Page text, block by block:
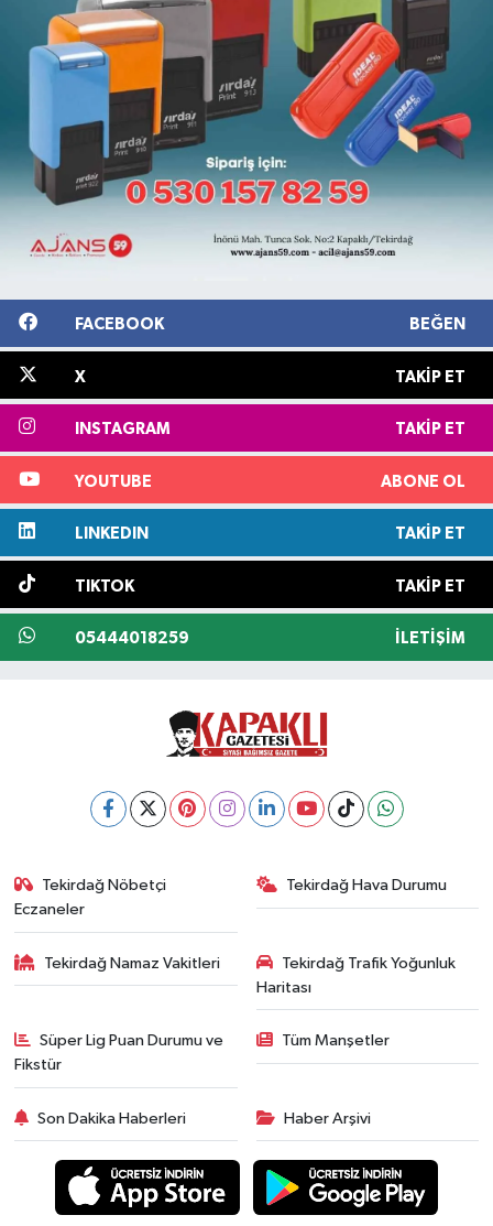
FACEBOOK BEĞEN
X TAKIP ET
INSTAGRAM TAKIP ET
YOUTUBE ABONE OL
LINKEDIN TAKIP ET
TIKTOK TAKIP ET
05444018259 İLETIŞIM
Tekirdağ Nöbetçi
Eczaneler
Tekirdağ Hava Durumu
Tekirdağ Namaz Vakitleri
Tekirdağ Trafik Yoğunluk
Haritası
Süper Lig Puan Durumu ve
Fikstür
Tüm Manşetler
Son Dakika Haberleri Haber Arşivi